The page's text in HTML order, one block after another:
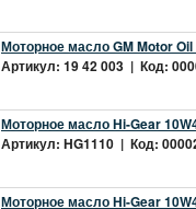
Моторное масло GM Motor
Артикул: 19 42 003 | Код:
Моторное масло Hi-Gear
Артикул: HG1110 | Код:
Моторное масло Hi-Gear